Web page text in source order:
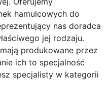
hamulcowych do
nas doradca
jej rodzaju.
produkowane przez
ich to specjalność
specjalisty w kategorii